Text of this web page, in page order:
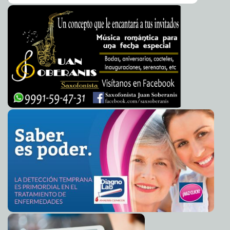
2013-03-05 20:38:09 Terminan su educación básica 195 orgullosos
trabajadores
2013-03-05 19:15:10 Ayuntamiento firma importante convenio con la UVM
2013-03-05 19:13:51 Primo Reyes, nuevo director del Psiquiátrico
2013-03-05 19:12:47 Detectan anomalías magnéticas en lago donde cayó el
meteorito Mari Tere Menéndez Monforte
2013-03-05 19:02:38 Desempleo en Yucatán, inferior a la media nacional
Tere Menéndez Monforte
Un éxito la participación de la Comuna en Feria del
Empleo A7
2013-03-05 18:59:32 Alcalde negocia con la SCT que la Estación del Tren
Transpeninsular se construya en las afueras Mari Tere Menéndez Monforte
2013-03-05 18:57:58 Recubrimiento comestible reduce oxidación de fruta
rebanada A7
2013-03-05 16:19:58 Murió Hugo Chávez Mari Tere Menéndez Monforte
2013-03-05 15:24:54 Hugo Chávez ha muerto A7
2013-03-05 12:48:51 Gobierno de Uruguay evalúa dar marihuana en los
hospitales A7
2013-03-05 12:45:13 Cáncer de Chávez, 'provocado por los enemigos de la
Patria': Maduro A7
2013-03-05 12:42:02 Nueva cuenta del Holocausto: 15 millones de víctimas
Mari Tere Menéndez Monforte